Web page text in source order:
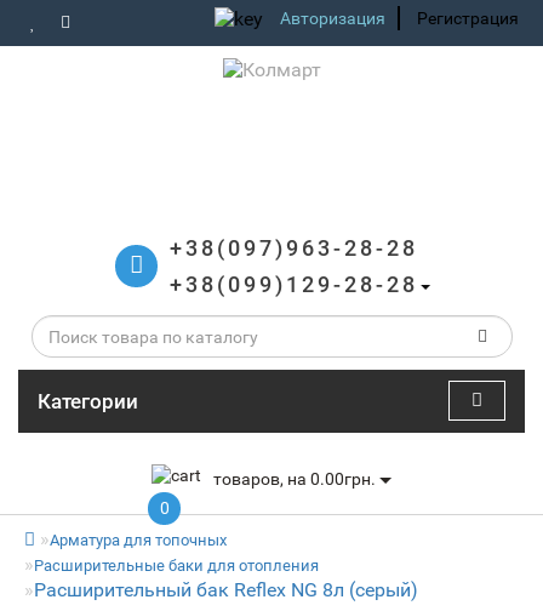
Авторизация Регистрация
+38(097)963-28-28
+38(099)129-28-28
Категории
0
товаров, на 0.00грн.
Арматура для топочных
Расширительные баки для отопления
Расширительный бак Reflex NG 8л (серый)